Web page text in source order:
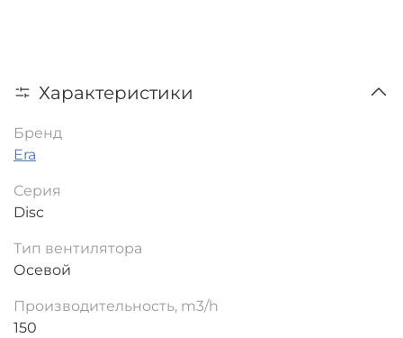
Характеристики
Бренд
Era
Серия
Disc
Тип вентилятора
Осевой
Производительность, m3/h
150